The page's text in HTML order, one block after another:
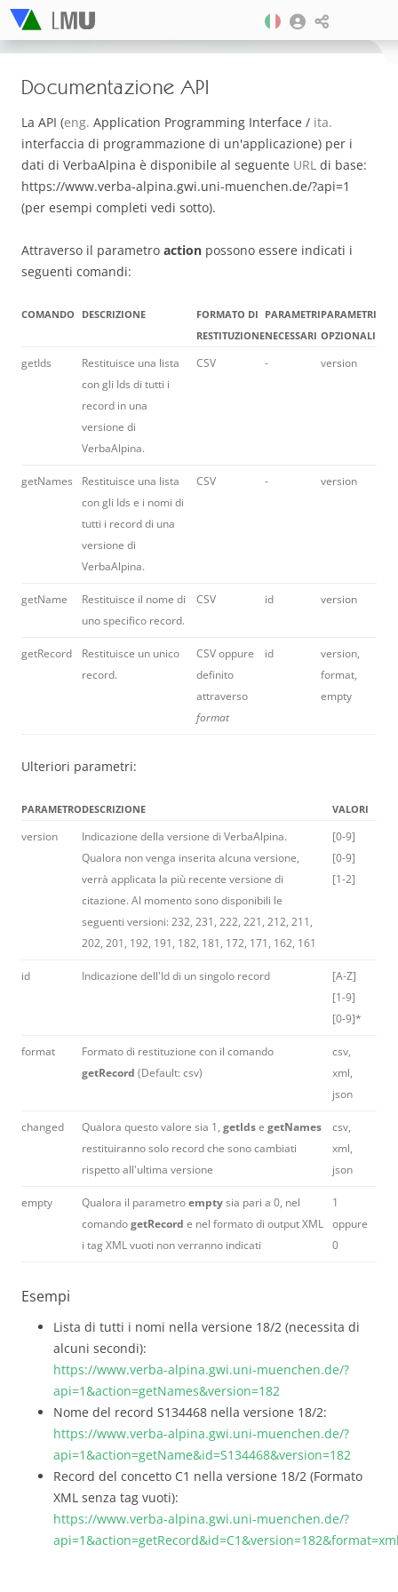
Documentazione API
La API (eng. Application Programming Interface / ita.
interfaccia di programmazione di un'applicazione) per i
dati di VerbaAlpina è disponibile al seguente URL di base:
https://www.verba-alpina.gwi.uni-muenchen.de/?api=1
(per esempi completi vedi sotto).
Attraverso il parametro action possono essere indicati i
seguenti comandi:
COMANDO DESCRIZIONE
FORMATO DI
RESTITUZIONE
PARAMETRI
NECESSARI
PARAMETRI
OPZIONALI
getIds
Restituisce una lista
con gli Ids di tutti i
record in una
versione di
VerbaAlpina.
CSV - version
getNames
Restituisce una lista
con gli Ids e i nomi di
tutti i record di una
versione di
VerbaAlpina.
CSV - version
getName
Restituisce il nome di
uno specifico record.
CSV id version
getRecord
Restituisce un unico
record.
CSV oppure
definito
attraverso
format
id
version,
format,
empty
Ulteriori parametri:
PARAMETRODESCRIZIONE VALORI
version
Indicazione della versione di VerbaAlpina.
Qualora non venga inserita alcuna versione,
verrà applicata la più recente versione di
citazione. Al momento sono disponibili le
seguenti versioni: 232, 231, 222, 221, 212, 211,
202, 201, 192, 191, 182, 181, 172, 171, 162, 161
[0-9]
[0-9]
[1-2]
id Indicazione dell'Id di un singolo record
[A-Z]
[1-9]
[0-9]*
format
Formato di restituzione con il comando
getRecord (Default: csv)
csv,
xml,
json
changed Qualora questo valore sia 1, getIdse getNames
restituiranno solo record che sono cambiati
rispetto all'ultima versione
csv,
xml,
json
empty Qualora il parametroemptysia pari a 0, nel
comandogetRecord e nel formato di output XML
i tag XML vuoti non verranno indicati
1
oppure
0
Esempi
Lista di tutti i nomi nella versione 18/2 (necessita di
alcuni secondi):
https://www.verba-alpina.gwi.uni-muenchen.de/?
api=1&action=getNames&version=182
Nome del record S134468 nella versione 18/2:
https://www.verba-alpina.gwi.uni-muenchen.de/?
api=1&action=getName&id=S134468&version=182
Record del concetto C1 nella versione 18/2 (Formato
XML senza tag vuoti):
https://www.verba-alpina.gwi.uni-muenchen.de/?